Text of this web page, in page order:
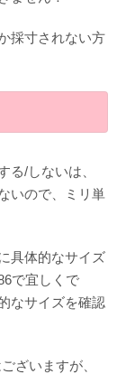
採寸されない方
る/しないは、
いので、ミリ単
具体的なサイズ
で宜しくで
なサイズを確認
ざいますが、